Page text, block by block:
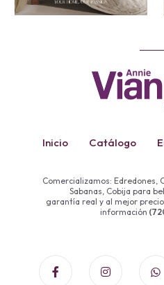
Inicio Catálogo
Comercializamos: Edredones,
Sabanas, Cobija para
garantía real y al mejor
información